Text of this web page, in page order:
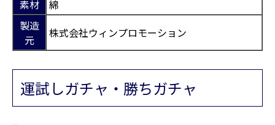
素材
綿
製造
元
株式会社ウィンプロモーション
運試しガチャ・勝ちガチャ